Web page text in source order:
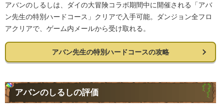
アバンのしるしは、ダイの大冒険コラボ期間中に開催される「アバ
ン先生の特別ハードコース」クリアで入手可能。ダンジョン全フロ
アクリアで、ゲーム内メールから受け取れる。
アバン先生の特別ハードコースの攻略
アバンのしるしの評価